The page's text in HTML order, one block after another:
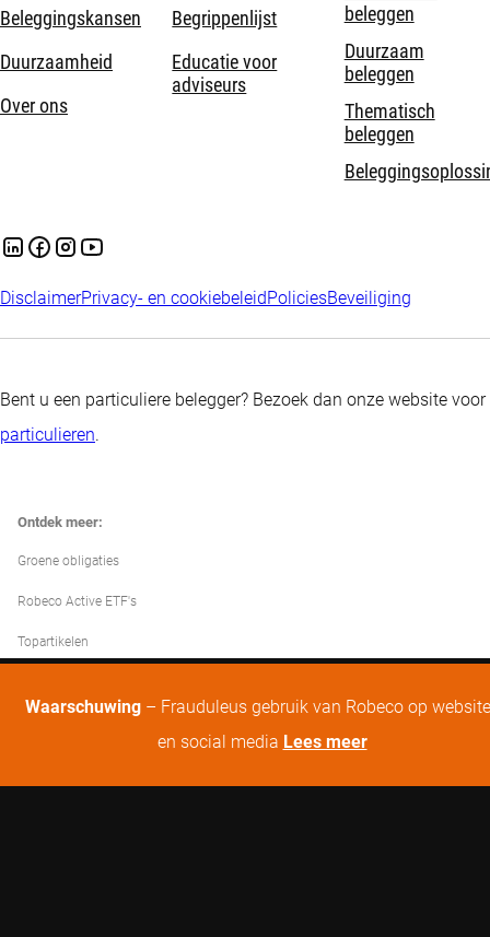
Beleggingskansen
Duurzaamheid
Over ons
Begrippenlijst
Educatie voor
adviseurs
beleggen
Duurzaam
beleggen
Thematisch
beleggen
DisclaimerPrivacy- en cookiebeleidPoliciesBeveiliging
Bent u een particuliere belegger? Bezoek dan onze website voor
particulieren.
Ontdek meer:
Groene obligaties
Robeco Active ETF's
Topartikelen
Waarschuwing – Frauduleus gebruik van Robeco op
en social media Lees meer